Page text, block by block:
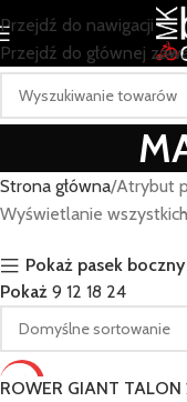
Przejdź do nawigacji
Przejdź do głównej
Strona główna Atrybut
Wyświetlanie
Pokaż pasek boczny
Pokaż 9 12 18 24
-6%
ROWER GIANT